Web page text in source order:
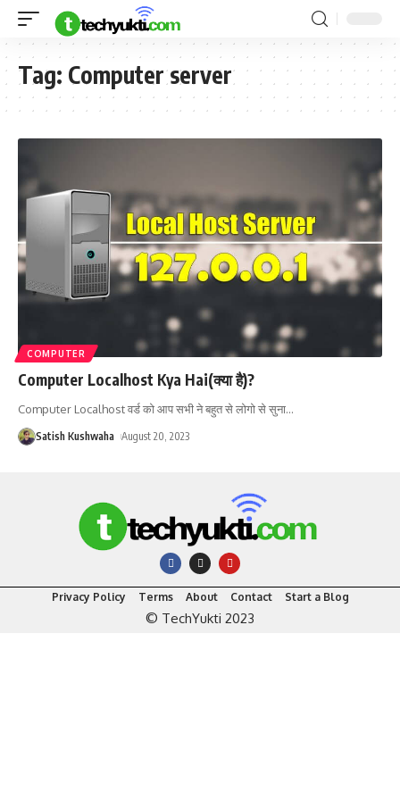
Tag: Computer server
COMPUTER
Computer Localhost Kya Hai(क्या है)?
Computer Localhost वर्ड को आप सभी ने बहुत से लोगो से सुना…
Satish Kushwaha August 20, 2023
Privacy Policy Terms About Contact Start a Blog
© TechYukti 2023